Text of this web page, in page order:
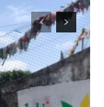
manter este serviço
e versões